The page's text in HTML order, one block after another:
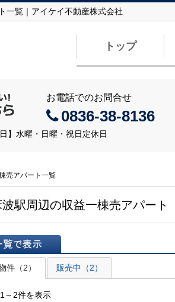
一覧｜アイケイ不動産株式会社
トップ
お電話でのお問合せ
0836-38-8136
】水曜・日曜・祝日定休日
売アパート一覧
波駅周辺の収益一棟売アパート
示
件（2）
販売中（2）
～2件を表示